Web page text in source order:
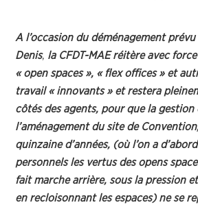
A l’occasion du déménagement prévu
Denis, la CFDT-MAE réitère avec
« open spaces », « flex offices » et
travail « innovants » et restera
côtés des agents, pour que la
l’aménagement du site de
quinzaine d’années, (où l’on a
personnels les vertus des opens
fait marche arrière, sous la pression
en recloisonnant les espaces) ne se